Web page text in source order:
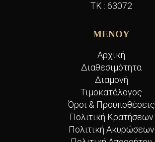
TK : 63072
ΜΕΝΟΥ
Αρχική
Διαθεσιμότητα
Διαμονή
Τιμοκατάλογος
Όροι & Προϋποθέσεις
Πολιτική Κρατήσεων
Πολιτική Ακυρώσεων